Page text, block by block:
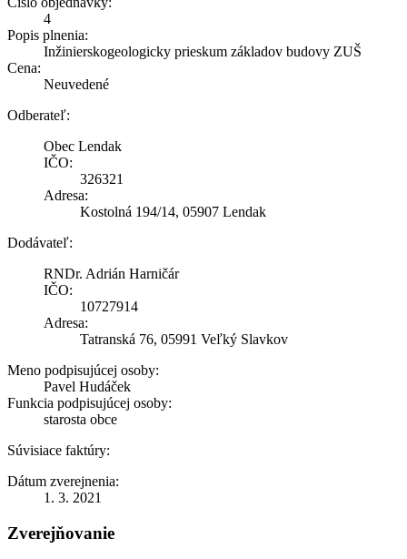
4
Popis plnenia:
Inžinierskogeologicky prieskum základov budovy ZUŠ
Cena:
Neuvedené
Odberateľ:
Obec Lendak
IČO:
326321
Adresa:
Kostolná 194/14, 05907 Lendak
Dodávateľ:
RNDr. Adrián Harničár
IČO:
10727914
Adresa:
Tatranská 76, 05991 Veľký Slavkov
Meno podpisujúcej osoby:
Pavel Hudáček
Funkcia podpisujúcej osoby:
starosta obce
Súvisiace faktúry:
Dátum zverejnenia:
1. 3. 2021
Zverejňovanie